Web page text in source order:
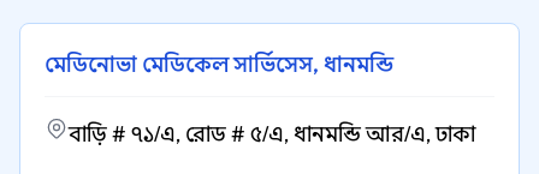
মেডিনোভা মেডিকেল সার্ভিসেস, ধানমন্ডি
বাড়ি # ৭১/এ, রোড # ৫/এ, ধানমন্ডি আর/এ, ঢাকা